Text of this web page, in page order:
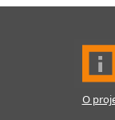
O